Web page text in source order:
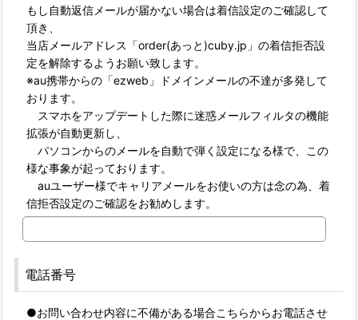
もし自動返信メールが届かない場合は着信設定のご確認して
頂き、
当店メールアドレス「order(あっと)cuby.jp」の着信拒否設
定を解除するようお願い致します。
※au携帯からの「ezweb」ドメインメールの不達が多発して
おります。
スマホをアップデートした際に迷惑メールフィルタの機能
拡張が自動更新し、
パソコンからのメールを自動で弾く設定になる様で、この
様な事象が起っております。
auユーザー様でキャリアメールをお使いの方は念の為、着
信拒否設定のご確認をお勧めします。
電話番号
●お問い合わせ内容に不備がある場合こちらからお電話させ